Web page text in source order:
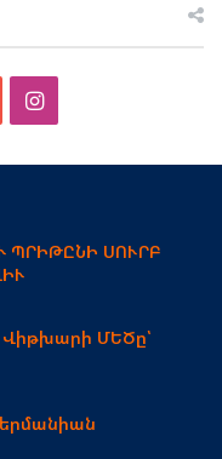
Instagram
ՊՐԻԹԸՆԻ ՍՈՒՐԲ
ՄԵԾը՝